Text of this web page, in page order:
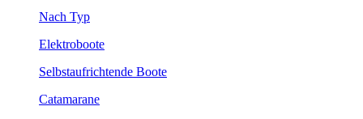
Nach Typ
Elektroboote
Selbstaufrichtende Boote
Catamarane